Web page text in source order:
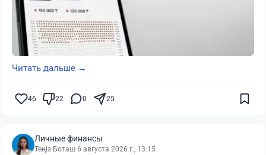
Читать дальше →
46 22 0 25
Личные финансы
Теңіз Боташ·6 августа 2026 г., 13:15